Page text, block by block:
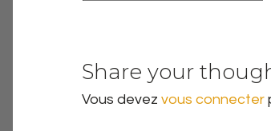
Share your
Vous devez vous connecter